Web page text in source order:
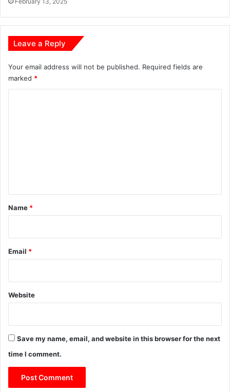
अ
या
न
Leave a Reply
Your email address will not be published. Required fields are
marked *
*
Name *
Email *
Website
Save my name, email, and website in this browser for the next
time I comment.